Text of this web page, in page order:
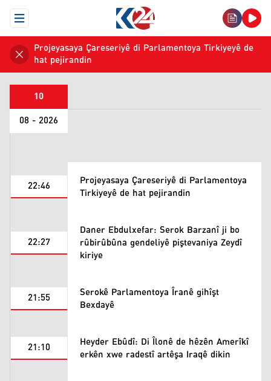
Open Menu
Projeyasaya Çareseriyê di Parlamentoya Tirkiyeyê de
hat pejirandin
10
08 - 2026
22:46 Projeyasaya Çareseriyê di Parlamentoya
Tirkiyeyê de hat pejirandin
22:27
Daner Ebdulxefar: Serok Barzanî ji bo
rûbirûbûna gendeliyê piştevaniya Zeydî
kiriye
21:55 Serokê Parlamentoya Îranê gihîşt
Bexdayê
21:10 Heyder Ebûdî: Di Îlonê de hêzên Amerîkî
erkên xwe radestî artêşa Iraqê dikin